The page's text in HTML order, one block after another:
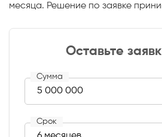
месяца. Решение по заявке
Оставьте
Сумма
Срок